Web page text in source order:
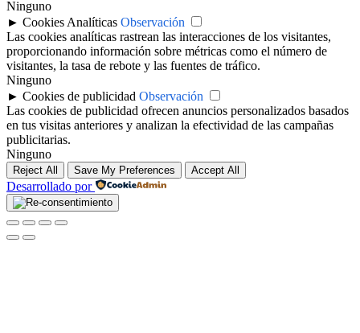
Ninguno
► Cookies Analíticas Observación
Las cookies analíticas rastrean las interacciones de los visitantes,
proporcionando información sobre métricas como el número de
visitantes, la tasa de rebote y las fuentes de tráfico.
Ninguno
► Cookies de publicidad Observación
Las cookies de publicidad ofrecen anuncios personalizados basados
en tus visitas anteriores y analizan la efectividad de las campañas
publicitarias.
Ninguno
Reject All Save My Preferences Accept All
Desarrollado por